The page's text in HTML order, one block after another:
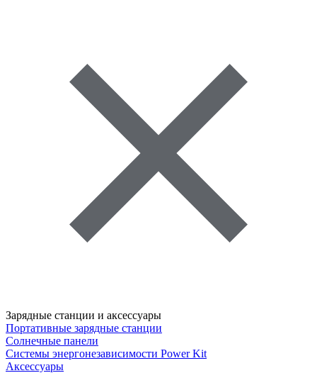
Зарядные станции и аксессуары
Портативные зарядные станции
Солнечные панели
Системы энергонезависимости Power Kit
Аксессуары